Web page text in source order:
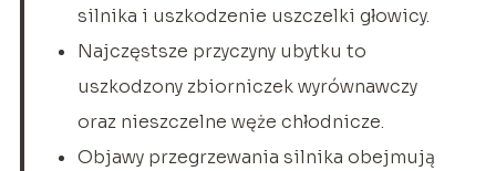
silnika i uszkodzenie uszczelki głowicy.
Najczęstsze przyczyny ubytku to
uszkodzony zbiorniczek wyrównawczy
oraz nieszczelne węże chłodnicze.
Objawy przegrzewania silnika obejmują